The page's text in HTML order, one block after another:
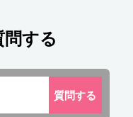
する
質問する